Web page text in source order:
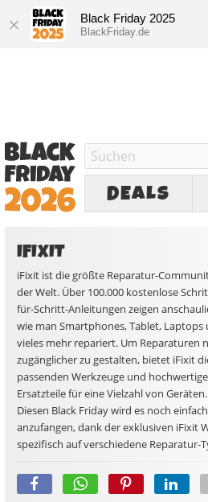
Black Friday 2025
BlackFriday.de
DEALS
IFIXIT
iFixit ist die größte Reparatur-
der Welt. Über 100.000 kostenlose
für-Schritt-Anleitungen zeigen
wie man Smartphones, Tablet, Laptops
vieles mehr repariert. Um Reparaturen
zugänglicher zu gestalten, bietet iFixit
passenden Werkzeuge und hochwertige
Ersatzteile für eine Vielzahl von Geräten.
Diesen Black Friday wird es noch
anzufangen, dank der exklusiven iFixit
spezifisch auf verschiedene Reparatur-